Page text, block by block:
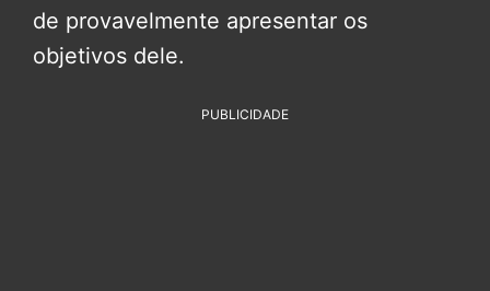
de provavelmente apresentar os
objetivos dele.
PUBLICIDADE